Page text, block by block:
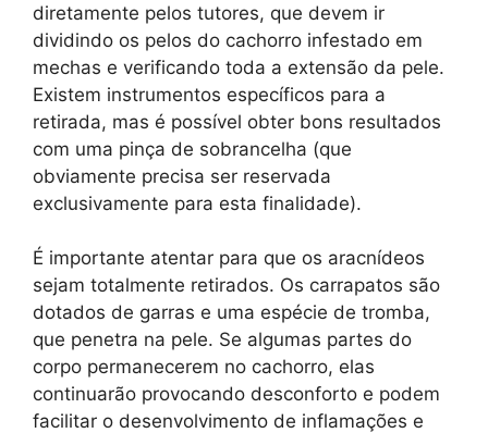
diretamente pelos tutores, que devem ir
dividindo os pelos do cachorro infestado em
mechas e verificando toda a extensão da pele.
Existem instrumentos específicos para a
retirada, mas é possível obter bons resultados
com uma pinça de sobrancelha (que
obviamente precisa ser reservada
exclusivamente para esta finalidade).
É importante atentar para que os aracnídeos
sejam totalmente retirados. Os carrapatos são
dotados de garras e uma espécie de tromba,
que penetra na pele. Se algumas partes do
corpo permanecerem no cachorro, elas
continuarão provocando desconforto e podem
facilitar o desenvolvimento de inflamações e